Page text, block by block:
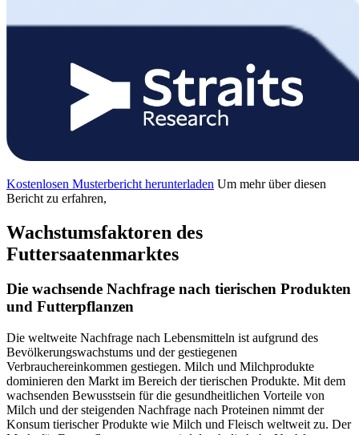
Kostenlosen Musterbericht herunterladen Um mehr über diesen
Bericht zu erfahren,
Wachstumsfaktoren des
Futtersaatenmarktes
Die wachsende Nachfrage nach tierischen Produkten
und Futterpflanzen
Die weltweite Nachfrage nach Lebensmitteln ist aufgrund des
Bevölkerungswachstums und der gestiegenen
Verbrauchereinkommen gestiegen. Milch und Milchprodukte
dominieren den Markt im Bereich der tierischen Produkte. Mit dem
wachsenden Bewusstsein für die gesundheitlichen Vorteile von
Milch und der steigenden Nachfrage nach Proteinen nimmt der
Konsum tierischer Produkte wie Milch und Fleisch weltweit zu. Der